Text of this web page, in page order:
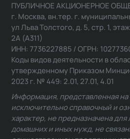
ПУБЛИЧНОЕ АКЦИОНЕРНОЕ
г. Москва, вн.тер. г.
ул Льва Толстого, д. 5, стр. 1,
2А (А311)
ИНН: 7736227885 / ОГРН:
Коды видов деятельности в
утвержденному Приказом
2023 г. № 449: 2.01, 27.01, 4.01
Информация, представленная на
исключительно справочный и
характер, не предназначена
домашних и иных нужд, не